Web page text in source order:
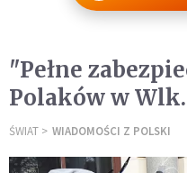
"Pełne
Polaków w
ŚWIAT WIADOMOŚCI Z POLSKI